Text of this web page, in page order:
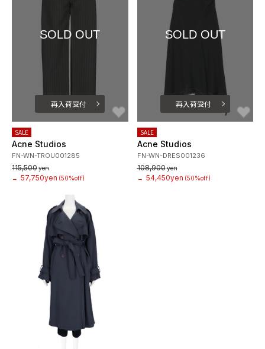
SOLD OUT
再入荷受付
SALE
Acne Studios
FN-WN-TROU001285
115,500yen
→ 57,750yen (50%off)
SOLD OUT
再入荷受付
SALE
Acne Studios
FN-WN-DRES001236
108,900yen
→ 54,450yen (50%off)